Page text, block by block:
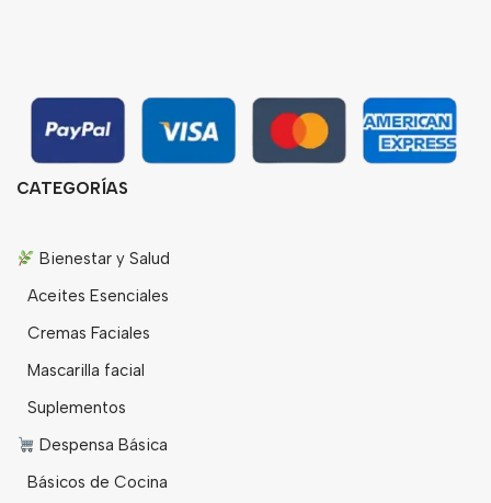
CATEGORÍAS
Bienestar y Salud
Aceites Esenciales
Cremas Faciales
Mascarilla facial
Suplementos
Despensa Básica
Básicos de Cocina